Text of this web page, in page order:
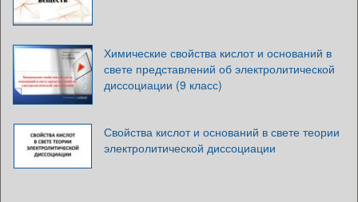
Химические свойства кислот и оснований в
свете представлений об электролитической
диссоциации (9 класс)
Свойства кислот и оснований в свете теории
электролитической диссоциации